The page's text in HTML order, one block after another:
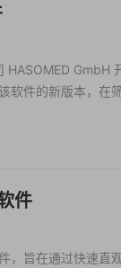
GmbH
软件的新版本，在
件
，旨在通过快速直